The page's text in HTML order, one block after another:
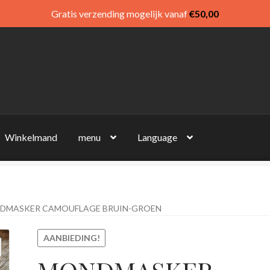
Winkelmand menu Language
CAMOUFLAGE BRUIN-GROEN
AANBIEDING!
Gratis verzending mogelijk vanaf€50,00